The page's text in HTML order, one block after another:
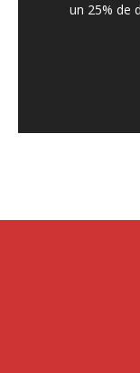
un 25% de